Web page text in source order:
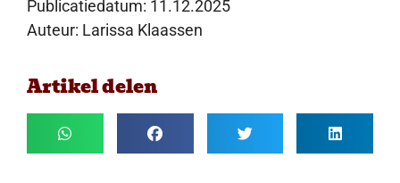
Publicatiedatum: 11.12.2025
Auteur: Larissa Klaassen
Artikel delen